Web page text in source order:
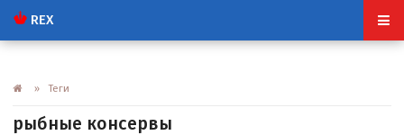
REX
» Теги
рыбные консервы